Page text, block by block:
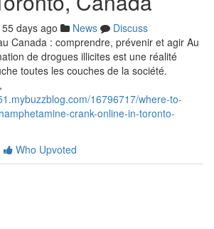
55 days ago News
Discuss
Canada : comprendre, prévenir et agir Au
de drogues illicites est une réalité
toutes les couches de la société.
16796717/where-to-
crank-online-in-toronto-
Who Upvoted